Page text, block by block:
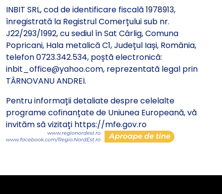
INBIT SRL, cod de identificare fiscală 1978913,
înregistrată la Registrul Comerțului sub nr.
J22/293/1992, cu sediul în Sat Cârlig, Comuna
Popricani, Hala metalică C1, Județul Iași, România,
telefon 0723.342.534, poștă electronică:
inbit_office@yahoo.com, reprezentată legal prin
TÂRNOVANU ANDREI.
Pentru informații detaliate despre celelalte
programe cofinanțate de Uniunea Europeană, vă
invităm să vizitați https://mfe.gov.ro